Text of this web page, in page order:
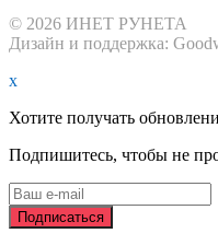
© 2026 ИНЕТ РУНЕТА
Дизайн и поддержка:
x
Хотите получать
Подпишитесь, чтобы не